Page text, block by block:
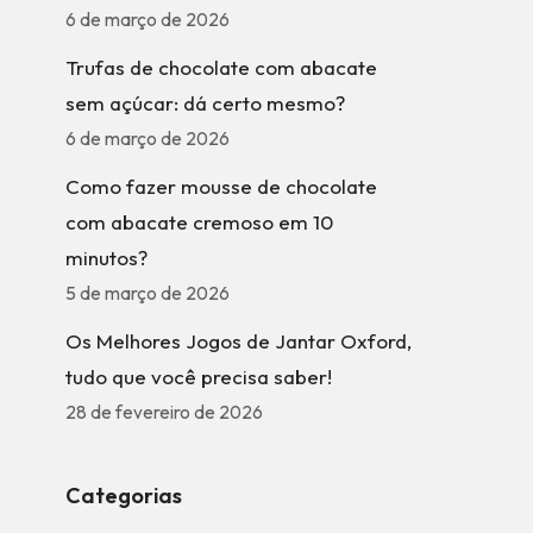
6 de março de 2026
Trufas de chocolate com abacate
sem açúcar: dá certo mesmo?
6 de março de 2026
Como fazer mousse de chocolate
com abacate cremoso em 10
minutos?
5 de março de 2026
Os Melhores Jogos de Jantar Oxford,
tudo que você precisa saber!
28 de fevereiro de 2026
Categorias